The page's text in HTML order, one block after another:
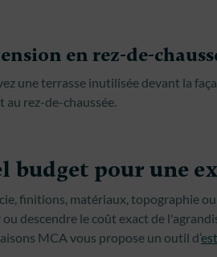
en rez-de-
une terrasse inutilisée devant la
au rez-de-chaussée.
budget pour une
finitions, matériaux, topographie
descendre le coût exact de
MCA vous propose un outil d’